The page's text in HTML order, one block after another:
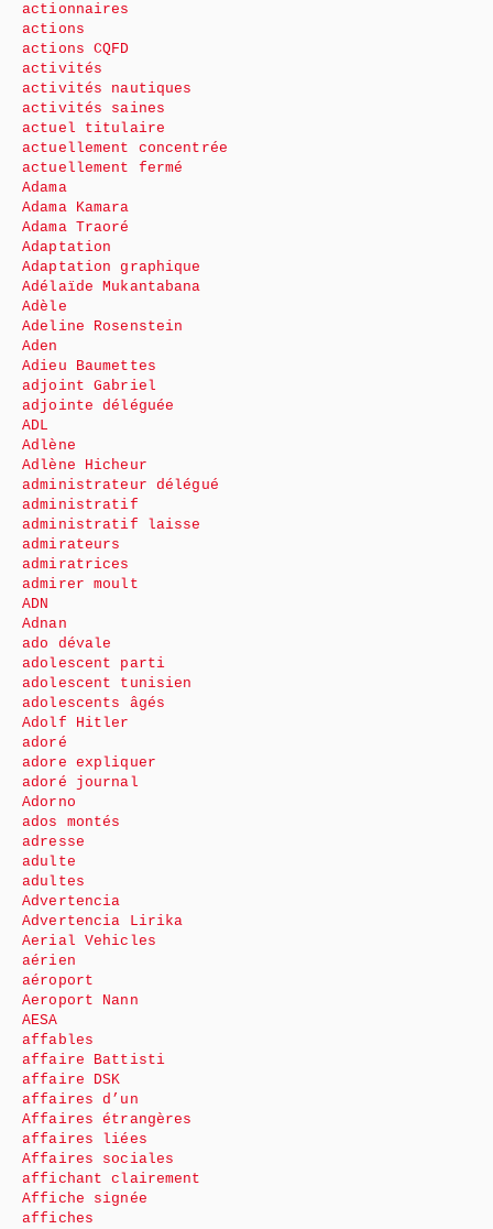
actionnaires
actions
actions CQFD
activités
activités nautiques
activités saines
actuel titulaire
actuellement concentrée
actuellement fermé
Adama
Adama Kamara
Adama Traoré
Adaptation
Adaptation graphique
Adélaïde Mukantabana
Adèle
Adeline Rosenstein
Aden
Adieu Baumettes
adjoint Gabriel
adjointe déléguée
ADL
Adlène
Adlène Hicheur
administrateur délégué
administratif
administratif laisse
admirateurs
admiratrices
admirer moult
ADN
Adnan
ado dévale
adolescent parti
adolescent tunisien
adolescents âgés
Adolf Hitler
adoré
adore expliquer
adoré journal
Adorno
ados montés
adresse
adulte
adultes
Advertencia
Advertencia Lirika
Aerial Vehicles
aérien
aéroport
Aeroport Nann
AESA
affables
affaire Battisti
affaire DSK
affaires d’un
Affaires étrangères
affaires liées
Affaires sociales
affichant clairement
Affiche signée
affiches